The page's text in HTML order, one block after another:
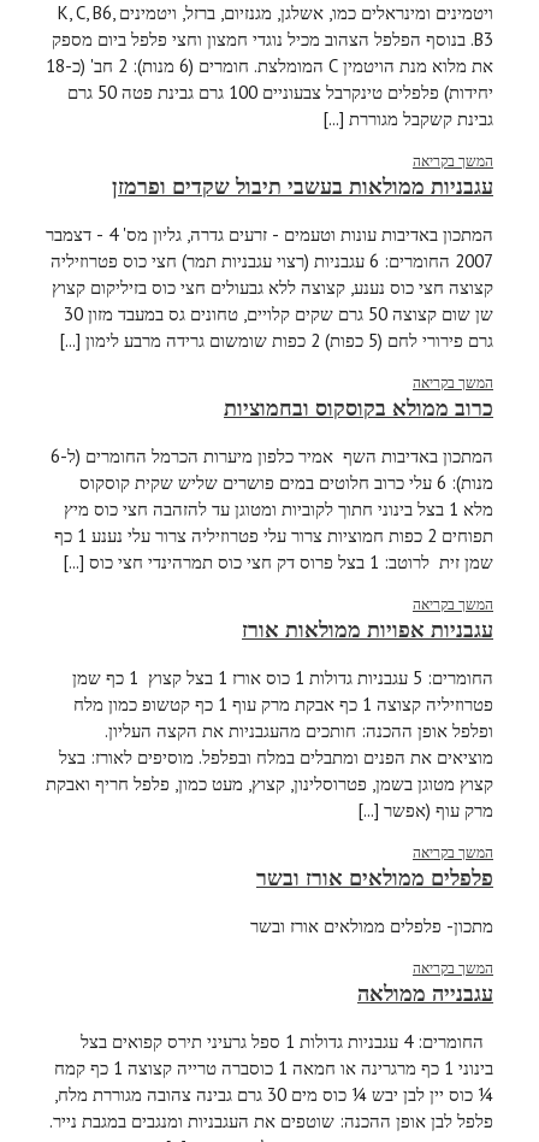
ויטמינים ומינראלים כמו, אשלגן, מגנזיום, ברזל, ויטמינים K, C, B6,
B3. בנוסף הפלפל הצהוב מכיל נוגדי חמצון וחצי פלפל ביום מספק
את מלוא מנת הויטמין C המומלצת. חומרים (6 מנות): 2 חב' (כ-18
יחידות) פלפלים טינקרבל צבעוניים 100 גרם גבינת פטה 50 גרם
גבינת קשקבל מגוררת [...]
המשך בקריאה
עגבניות ממולאות בעשבי תיבול שקדים ופרמזן
המתכון באדיבות עונות וטעמים - זרעים גדרה, גליון מס' 4 - דצמבר
2007 החומרים: 6 עגבניות (רצוי עגבניות תמר) חצי כוס פטרוזיליה
קצוצה חצי כוס נענע, קצוצה ללא גבעולים חצי כוס בזיליקום קצוץ
שן שום קצוצה 50 גרם שקים קלויים, טחונים גס במעבד מזון 30
גרם פירורי לחם (5 כפות) 2 כפות שומשום גרידה מרבע לימון [...]
המשך בקריאה
כרוב ממולא בקוסקוס ובחמוציות
המתכון באדיבות השף אמיר כלפון מיערות הכרמל החומרים (ל-6
מנות): 6 עלי כרוב חלוטים במים פושרים שליש שקית קוסקוס
מלא 1 בצל בינוני חתוך לקוביות ומטוגן עד להזהבה חצי כוס מיץ
תפוחים 2 כפות חמוציות צרור עלי פטרוזיליה צרור עלי נענע 1 כף
שמן זית לרוטב: 1 בצל פרוס דק חצי כוס תמרהינדי חצי כוס [...]
המשך בקריאה
עגבניות אפויות ממולאות אורז
החומרים: 5 עגבניות גדולות 1 כוס אורז 1 בצל קצוץ 1 כף שמן
פטרוזיליה קצוצה 1 כף אבקת מרק עוף 1 כף קטשופ כמון מלח
ופלפל אופן ההכנה: חותכים מהעגבניות את הקצה העליון.
מוציאים את הפנים ומתבלים במלח ובפלפל. מוסיפים לאורז: בצל
קצוץ מטוגן בשמן, פטרוסלינון, קצוץ, מעט כמון, פלפל חריף ואבקת
מרק עוף (אפשר [...]
המשך בקריאה
פלפלים ממולאים אורז ובשר
מתכון- פלפלים ממולאים אורז ובשר
המשך בקריאה
עגבנייה ממולאה
החומרים: 4 עגבניות גדולות 1 ספל גרעיני תירס קפואים בצל
בינוני 1 כף מרגרינה או חמאה 1 כוסברה טרייה קצוצה 1 כף קמח
¼ כוס יין לבן יבש ¼ כוס מים 30 גרם גבינה צהובה מגוררת מלח,
פלפל לבן אופן ההכנה: שוטפים את העגבניות ומנגבים במגבת נייר.